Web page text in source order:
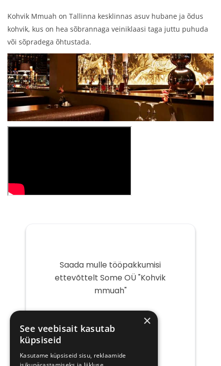
Kohvik Mmuah on Tallinna kesklinnas asuv hubane ja õdus
kohvik, kus on hea sõbrannaga veiniklaasi taga juttu puhuda
või sõpradega õhtustada.
Saada mulle tööpakkumisi
ettevõttelt Some OÜ "Kohvik
mmuah"
post
×
See veebisait kasutab
küpsiseid
Kasutame küpsiseid sisu, reklaamide